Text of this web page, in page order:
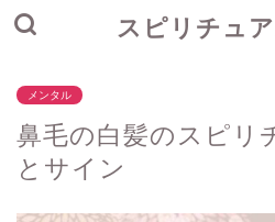
スピリチュ
メンタル
鼻毛の白髪のスピリ
とサイン